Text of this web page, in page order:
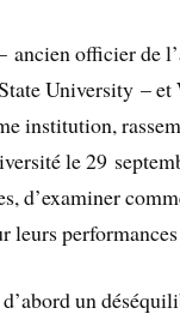
officier de
University –
institution,
le 29
d’examiner
leurs
un